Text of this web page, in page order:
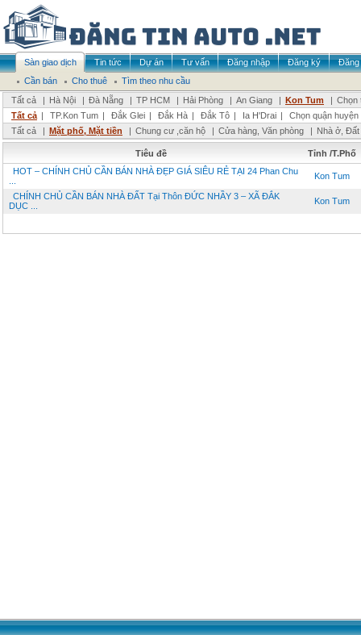
Sàn giao dịch Tin tức Dự án Tư vấn Đăng nhập Đăng ký
Đăng
Cần bán
Cho thuê
Tìm theo nhu cầu
Tất cả
| Hà Nội | Đà Nẵng | TP HCM | Hải Phòng | An Giang | Kon Tum | Chọn
Tất cả | TP.Kon Tum | Đắk Glei | Đắk Hà | Đắk Tô | Ia H'Drai |
Chọn quận huyện
Tất cả
| Mặt phố, Mặt tiền | Chung cư ,căn hộ | Cửa hàng, Văn phòng | Nhà ở,
Tiêu đề
Tỉnh /T.Phố
HOT – CHÍNH CHỦ CẦN BÁN NHÀ ĐẸP GIÁ SIÊU RẺ TẠI 24 Phan Chu
Kon Tum
CHÍNH CHỦ CẦN BÁN NHÀ ĐẤT Tại Thôn ĐỨC NHẦY 3 – XÃ ĐẮK
DỤC ...
Kon Tum